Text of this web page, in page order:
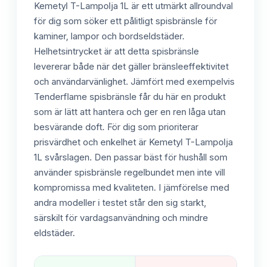
Kemetyl T-Lampolja 1L är ett utmärkt allroundval
för dig som söker ett pålitligt spisbränsle för
kaminer, lampor och bordseldstäder.
Helhetsintrycket är att detta spisbränsle
levererar både när det gäller bränsleeffektivitet
och användarvänlighet. Jämfört med exempelvis
Tenderflame spisbränsle får du här en produkt
som är lätt att hantera och ger en ren låga utan
besvärande doft. För dig som prioriterar
prisvärdhet och enkelhet är Kemetyl T-Lampolja
1L svårslagen. Den passar bäst för hushåll som
använder spisbränsle regelbundet men inte vill
kompromissa med kvaliteten. I jämförelse med
andra modeller i testet står den sig starkt,
särskilt för vardagsanvändning och mindre
eldstäder.